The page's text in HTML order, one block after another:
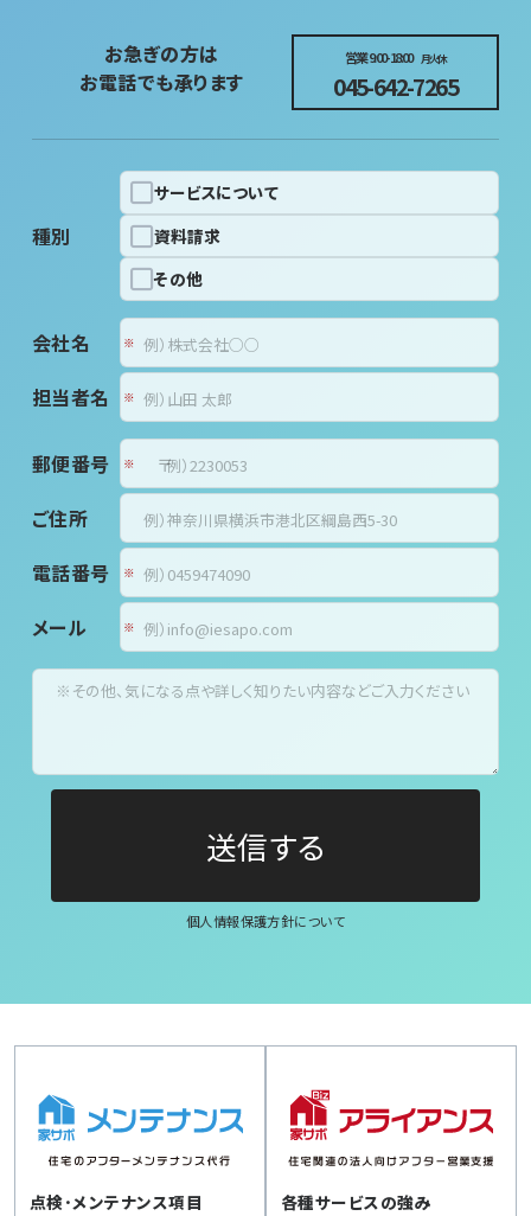
お急ぎの方は
お電話でも承ります
営業 9:00-18:00 月火休
045-642-7265
種別
サービスについて
資料請求
その他
会社名
担当者名
郵便番号 〒
ご住所
電話番号
メール
個人情報保護方針について
点検･メンテナンス項目 各種サービスの強み